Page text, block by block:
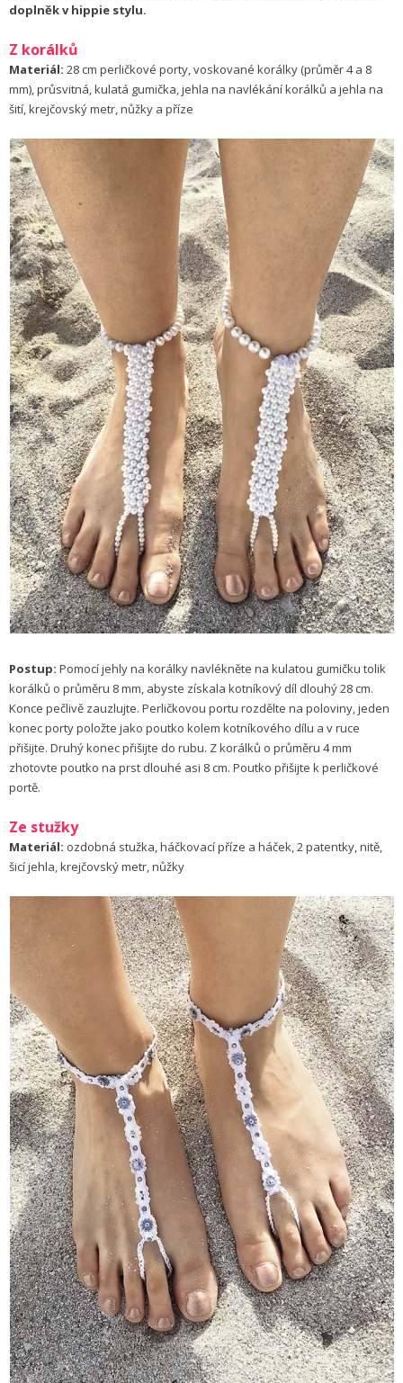
doplněk v hippie stylu.
Z korálků
Materiál: 28 cm perličkové porty, voskované korálky (průměr 4 a 8
mm), průsvitná, kulatá gumička, jehla na navlékání korálků a jehla na
šití, krejčovský metr, nůžky a příze
Postup: Pomocí jehly na korálky navlékněte na kulatou gumičku tolik
korálků o průměru 8 mm, abyste získala kotníkový díl dlouhý 28 cm.
Konce pečlivě zauzlujte. Perličkovou portu rozdělte na poloviny, jeden
konec porty položte jako poutko kolem kotníkového dílu a v ruce
přišijte. Druhý konec přišijte do rubu. Z korálků o průměru 4 mm
zhotovte poutko na prst dlouhé asi 8 cm. Poutko přišijte k perličkové
portě.
Ze stužky
Materiál: ozdobná stužka, háčkovací příze a háček, 2 patentky, nitě,
šicí jehla, krejčovský metr, nůžky